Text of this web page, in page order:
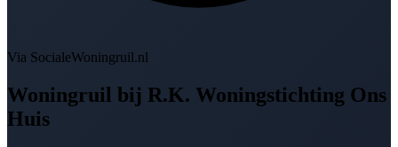
Via SocialeWoningruil.nl
Woningruil bij R.K. Woningstichting Ons
Huis